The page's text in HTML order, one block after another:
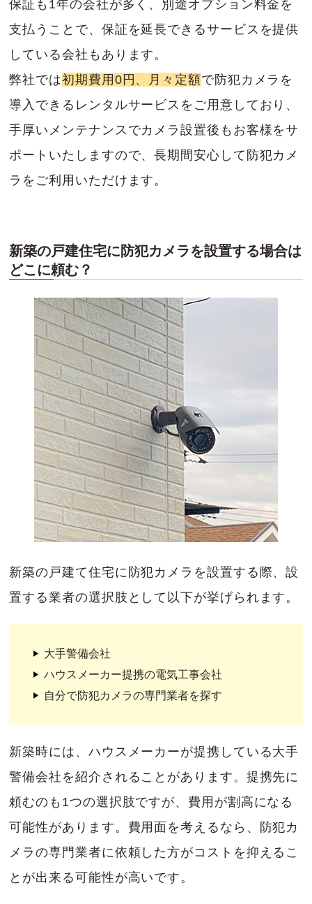
保証も1年の会社が多く、別途オプション料金を
支払うことで、保証を延長できるサービスを提供
している会社もあります。
弊社では初期費用0円、月々定額で防犯カメラを
導入できるレンタルサービスをご用意しており、
手厚いメンテナンスでカメラ設置後もお客様をサ
ポートいたしますので、長期間安心して防犯カメ
ラをご利用いただけます。
新築の戸建住宅に防犯カメラを設置する場合は
どこに頼む？
新築の戸建て住宅に防犯カメラを設置する際、設
置する業者の選択肢として以下が挙げられます。
大手警備会社
ハウスメーカー提携の電気工事会社
自分で防犯カメラの専門業者を探す
新築時には、ハウスメーカーが提携している大手
警備会社を紹介されることがあります。提携先に
頼むのも1つの選択肢ですが、費用が割高になる
可能性があります。費用面を考えるなら、防犯カ
メラの専門業者に依頼した方がコストを抑えるこ
とが出来る可能性が高いです。